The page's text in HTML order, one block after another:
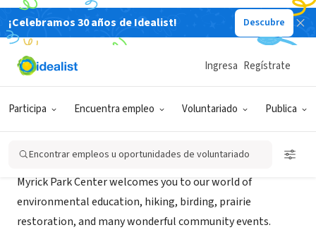
¡Celebramos 30 años de Idealist! Descubre
Participa Encuentra empleo Voluntariado Publica
Ingresa Regístrate
Encontrar empleos u oportunidades de voluntariado
ORGANIZACIÓN SIN FIN DE LUCRO
Myrick Park Center
Myrick Park Center welcomes you to our world of
environmental education, hiking, birding, prairie
restoration, and many wonderful community events.